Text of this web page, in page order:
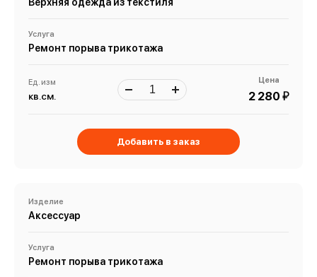
Услуга
Ремонт порыва трикотажа
Ед. изм
кв.см.
Цена
2 280 й
Добавить в заказ
Изделие
Аксессуар
Услуга
Ремонт порыва трикотажа